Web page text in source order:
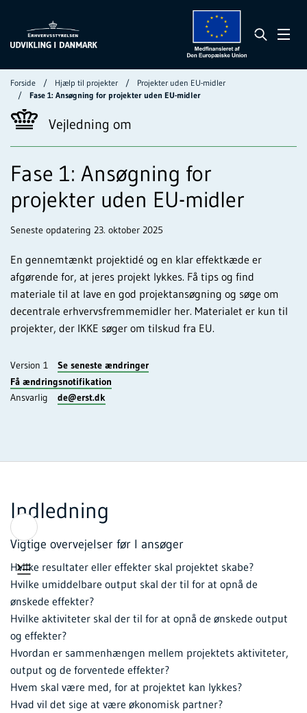
Forside Hjælp til projekter
Projekter uden EU-midler
Fase 1: Ansøgning for projekter uden EU-midler
Vejledning om
Fase 1: Ansøgning for
projekter uden EU-midler
Seneste opdatering 23. oktober 2025
En gennemtænkt projektidé og en klar effektkæde er
afgørende for, at jeres projekt lykkes. Få tips og find
materiale til at lave en god projektansøgning og søge om
decentrale erhvervsfremmemidler her. Materialet er kun til
projekter, der IKKE søger om tilskud fra EU.
Version 1 Se seneste ændringer
Få ændringsnotifikation
Ansvarlig de@erst.dk
Indledning
Vigtige overvejelser før I ansøger
​​​​​​Hvilke resultater eller effekter skal projektet skabe?
Hvilke umiddelbare output skal der til for at opnå de
ønskede effekter?
Hvilke aktiviteter skal der til for at opnå de ønskede output
og effekter?
Hvordan er sammenhængen mellem projektets aktiviteter,
output og de forventede effekter?
Hvem skal være med, for at projektet kan lykkes?
Hvad vil det sige at være økonomisk partner?